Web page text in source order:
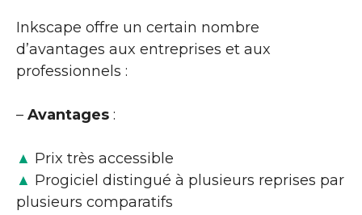
Inkscape offre un certain nombre
d’avantages aux entreprises et aux
professionnels :
– Avantages :
▲ Prix très accessible
▲ Progiciel distingué à plusieurs reprises par
plusieurs comparatifs